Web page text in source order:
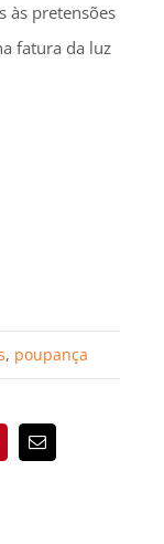
às pretensões
fatura da luz
, poupança
Email
(necessário